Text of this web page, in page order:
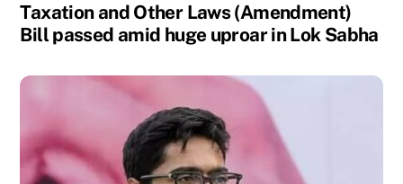
Taxation and Other Laws (Amendment)
Bill passed amid huge uproar in Lok Sabha